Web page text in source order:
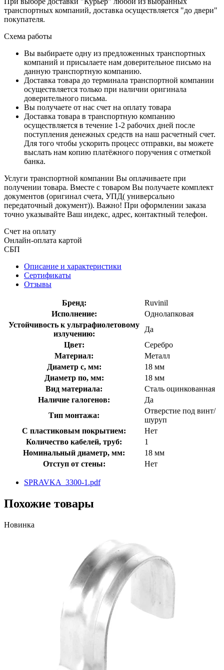
транспортных компаний, доставка осуществляется "до двери"
покупателя.
Схема работы
Вы выбираете одну из предложенных транспортных
компаний и присылаете нам доверительное письмо на
данную транспортную компанию.
Доставка товара до терминала транспортной компании
осуществляется только при наличии оригинала
доверительного письма.
Вы получаете от нас счет на оплату товара
Доставка товара в транспортную компанию
осуществляется в течение 1-2 рабочих дней после
поступления денежных средств на наш расчетный счет.
Для того чтобы ускорить процесс отправки, вы можете
выслать нам копию платёжного поручения с отметкой
банка.
Услуги транспортной компании Вы оплачиваете при
получении товара. Вместе с товаром Вы получаете комплект
документов (оригинал счета, УПД( универсально
передаточный документ)). Важно! При оформлении заказа
точно указывайте Ваш индекс, адрес, контактный телефон.
Счет на оплату
Онлайн-оплата картой
СБП
Описание и характеристики
Сертификаты
Отзывы
Бренд:
Ruvinil
Исполнение:
Однолапковая
Устойчивость к ультрафиолетовому
излучению:
Да
Цвет:
Серебро
Материал:
Металл
Диаметр с, мм:
18 мм
Диаметр по, мм:
18 мм
Вид материала:
Сталь оцинкованная
Наличие галогенов:
Да
Тип монтажа:
Отверстие под винт/
шуруп
С пластиковым покрытием:
Нет
Количество кабелей, труб:
1
Номинальный диаметр, мм:
18 мм
Отступ от стены:
Нет
SPRAVKA_3300-1.pdf
Похожие товары
Новинка